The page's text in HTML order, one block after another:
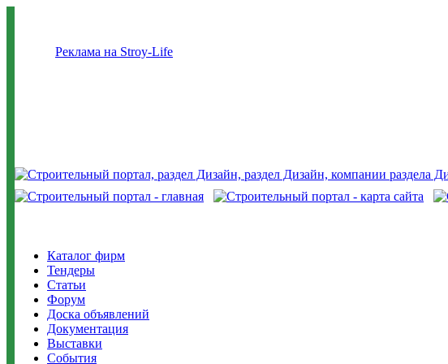
Реклама на Stroy-Life
Каталог фирм
Тендеры
Статьи
Форум
Доска объявлений
Документация
Выставки
События